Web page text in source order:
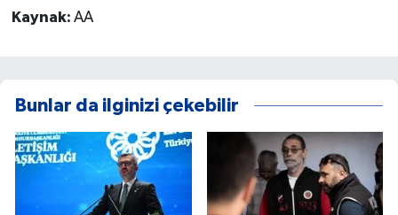
Kaynak: AA
Bunlar da ilginizi çekebilir